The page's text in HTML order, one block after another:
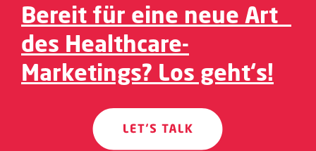
Bereit für eine neue Art
des Healthcare-
Marketings? Los geht‘s!